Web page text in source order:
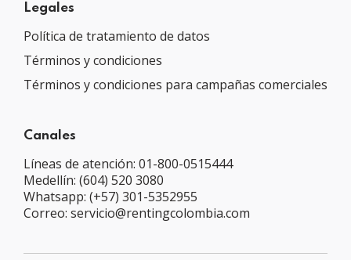
Legales
Política de tratamiento de datos
Términos y condiciones
Términos y condiciones para campañas comerciales
Canales
Líneas de atención: 01-800-0515444
Medellín: (604) 520 3080
Whatsapp: (+57) 301-5352955
Correo: servicio@rentingcolombia.com